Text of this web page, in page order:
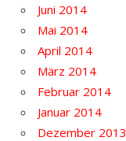
Juni 2014
Mai 2014
April 2014
März 2014
Februar 2014
Januar 2014
Dezember 2013